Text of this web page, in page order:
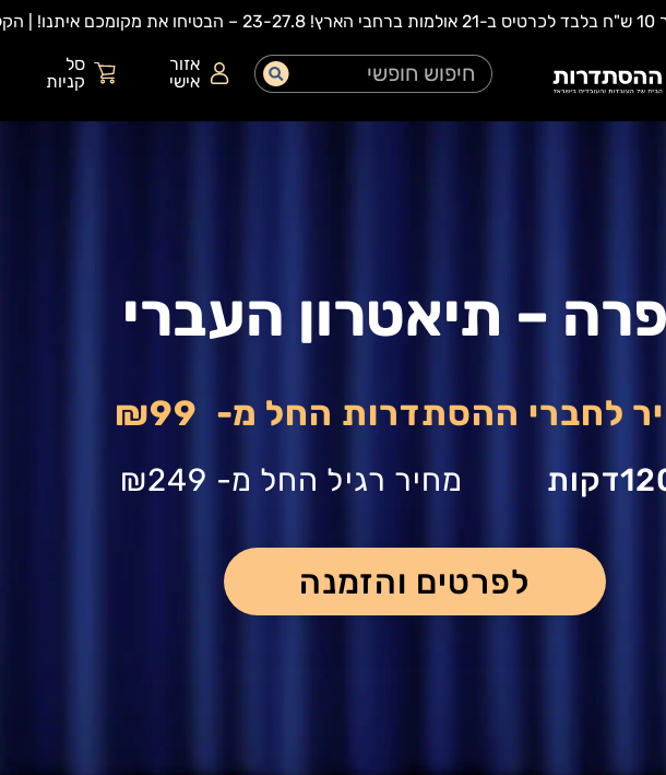
אזור
אישי
סל
קניות
– תיאטרון העברי
לחברי ההסתדרות החל מ- ₪99
מחיר רגיל החל מ- ₪249 דקות
לפרטים והזמנה